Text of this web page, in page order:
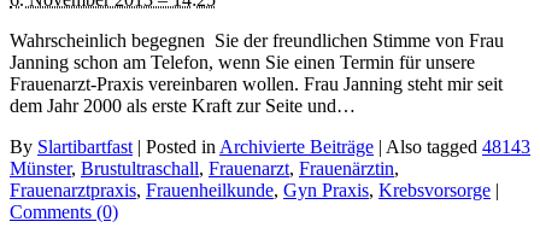
Wahrscheinlich begegnen Sie der freundlichen Stimme von Frau
Janning schon am Telefon, wenn Sie einen Termin für unsere
Frauenarzt-Praxis vereinbaren wollen. Frau Janning steht mir seit
dem Jahr 2000 als erste Kraft zur Seite und…
By Slartibartfast Posted inArchivierte Beiträge Also tagged 48143
Münster, Brustultraschall, Frauenarzt, Frauenärztin,
Frauenarztpraxis, Frauenheilkunde, Gyn Praxis, Krebsvorsorge
Comments (0)